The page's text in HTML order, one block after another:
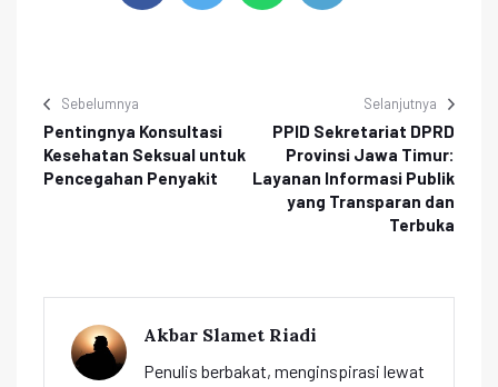
Sebelumnya
Pentingnya Konsultasi
Kesehatan Seksual untuk
Pencegahan Penyakit
Selanjutnya
PPID Sekretariat DPRD
Provinsi Jawa Timur:
Layanan Informasi Publik
yang Transparan dan
Terbuka
Akbar Slamet Riadi
Penulis berbakat, menginspirasi lewat